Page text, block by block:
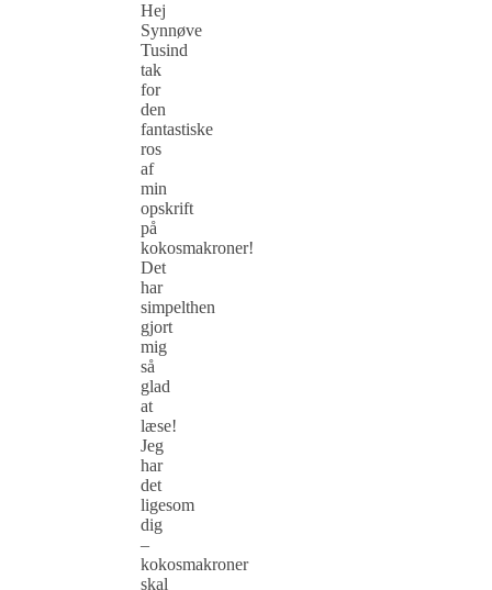
Hej
Synnøve
Tusind
tak
for
den
fantastiske
ros
af
min
opskrift
på
kokosmakroner!
Det
har
simpelthen
gjort
mig
så
glad
at
læse!
Jeg
har
det
ligesom
dig
–
kokosmakroner
skal